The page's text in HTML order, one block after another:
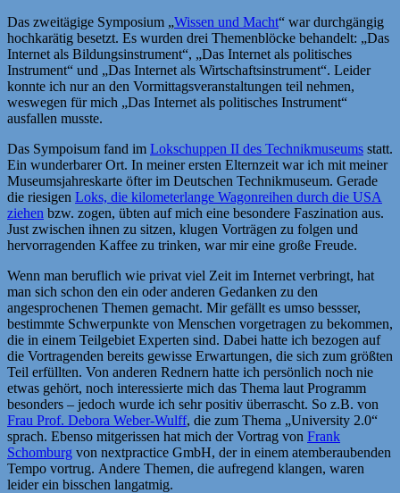
Das zweitägige Symposium „Wissen und Macht“ war durchgängig
hochkarätig besetzt. Es wurden drei Themenblöcke behandelt: „Das
Internet als Bildungsinstrument“, „Das Internet als politisches
Instrument“ und „Das Internet als Wirtschaftsinstrument“. Leider
konnte ich nur an den Vormittagsveranstaltungen teil nehmen,
weswegen für mich „Das Internet als politisches Instrument“
ausfallen musste.
Das Sympoisum fand im Lokschuppen II des Technikmuseums statt.
Ein wunderbarer Ort. In meiner ersten Elternzeit war ich mit meiner
Museumsjahreskarte öfter im Deutschen Technikmuseum. Gerade
die riesigen Loks, die kilometerlange Wagonreihen durch die USA
ziehen bzw. zogen, übten auf mich eine besondere Faszination aus.
Just zwischen ihnen zu sitzen, klugen Vorträgen zu folgen und
hervorragenden Kaffee zu trinken, war mir eine große Freude.
Wenn man beruflich wie privat viel Zeit im Internet verbringt, hat
man sich schon den ein oder anderen Gedanken zu den
angesprochenen Themen gemacht. Mir gefällt es umso bessser,
bestimmte Schwerpunkte von Menschen vorgetragen zu bekommen,
die in einem Teilgebiet Experten sind. Dabei hatte ich bezogen auf
die Vortragenden bereits gewisse Erwartungen, die sich zum größten
Teil erfüllten. Von anderen Rednern hatte ich persönlich noch nie
etwas gehört, noch interessierte mich das Thema laut Programm
besonders – jedoch wurde ich sehr positiv überrascht. So z.B. von
Frau Prof. Debora Weber-Wulff, die zum Thema „University 2.0“
sprach. Ebenso mitgerissen hat mich der Vortrag von Frank
Schomburg von nextpractice GmbH, der in einem atemberaubenden
Tempo vortrug. Andere Themen, die aufregend klangen, waren
leider ein bisschen langatmig.